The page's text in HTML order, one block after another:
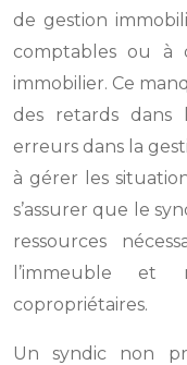
de gestion
comptables ou à
immobilier. Ce
des retards dans
erreurs dans la
à gérer les
s’assurer que le
ressources
l’immeuble et
copropriétaires.
Un syndic non